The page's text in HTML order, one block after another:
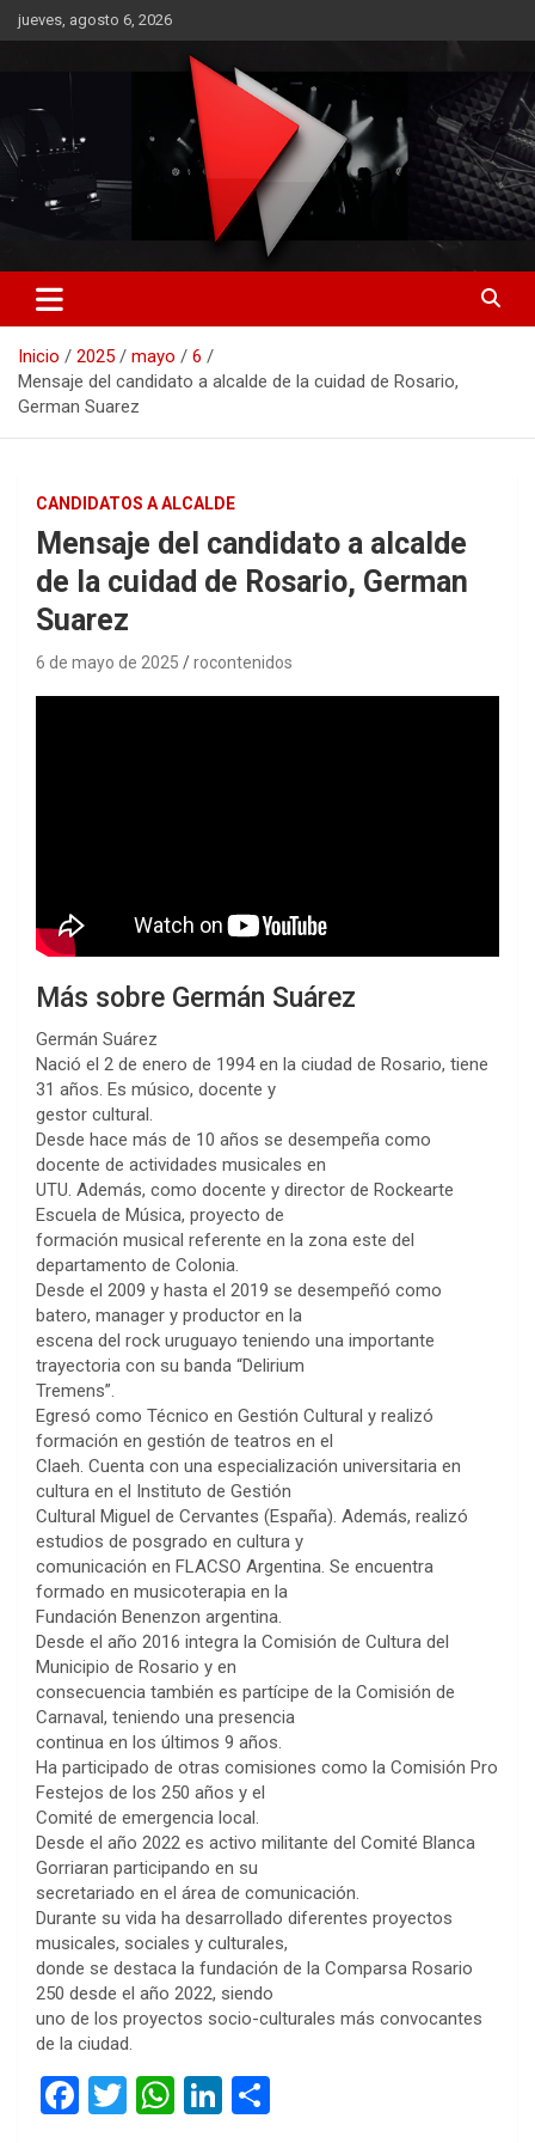
Saltar
al
jueves, agosto 6, 2026
RO CONTENIDOS
Inicio 2025 mayo
6
Mensaje del candidato a alcalde de la cuidad de Rosario,
German Suarez
CANDIDATOS A ALCALDE
Mensaje del candidato a alcalde
de la cuidad de Rosario, German
Suarez
6 de mayo de 2025 rocontenidos
Más sobre Germán Suárez
Germán Suárez
Nació el 2 de enero de 1994 en la ciudad de Rosario, tiene
31 años. Es músico, docente y
gestor cultural.
Desde hace más de 10 años se desempeña como
docente de actividades musicales en
UTU. Además, como docente y director de Rockearte
Escuela de Música, proyecto de
formación musical referente en la zona este del
departamento de Colonia.
Desde el 2009 y hasta el 2019 se desempeñó como
batero, manager y productor en la
escena del rock uruguayo teniendo una importante
trayectoria con su banda “Delirium
Tremens”.
Egresó como Técnico en Gestión Cultural y realizó
formación en gestión de teatros en el
Claeh. Cuenta con una especialización universitaria en
cultura en el Instituto de Gestión
Cultural Miguel de Cervantes (España). Además, realizó
estudios de posgrado en cultura y
comunicación en FLACSO Argentina. Se encuentra
formado en musicoterapia en la
Fundación Benenzon argentina.
Desde el año 2016 integra la Comisión de Cultura del
Municipio de Rosario y en
consecuencia también es partícipe de la Comisión de
Carnaval, teniendo una presencia
continua en los últimos 9 años.
Ha participado de otras comisiones como la Comisión Pro
Festejos de los 250 años y el
Comité de emergencia local.
Desde el año 2022 es activo militante del Comité Blanca
Gorriaran participando en su
secretariado en el área de comunicación.
Durante su vida ha desarrollado diferentes proyectos
musicales, sociales y culturales,
donde se destaca la fundación de la Comparsa Rosario
250 desde el año 2022, siendo
uno de los proyectos socio-culturales más convocantes
de la ciudad.
F
T
W Li